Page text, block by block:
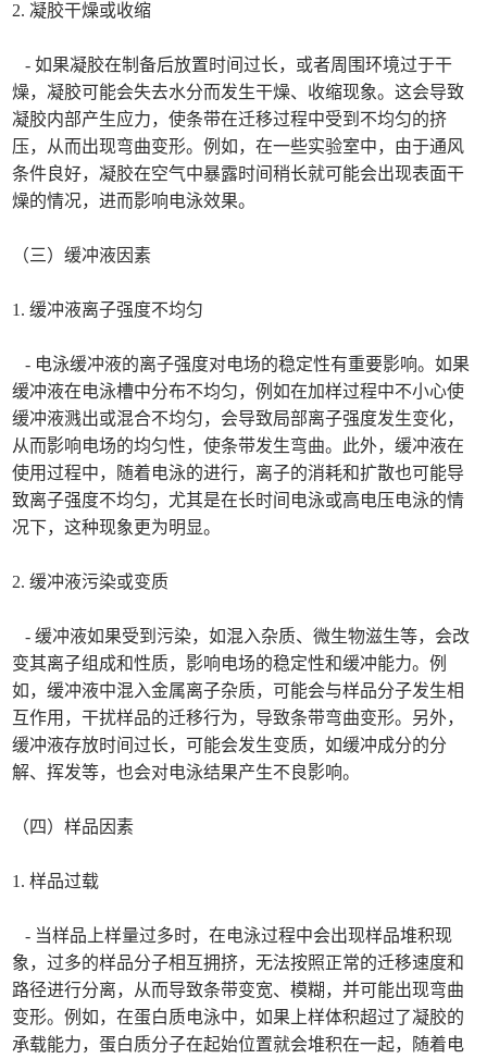
2. 凝胶干燥或收缩
- 如果凝胶在制备后放置时间过长，或者周围环境过于干
燥，凝胶可能会失去水分而发生干燥、收缩现象。这会导致
凝胶内部产生应力，使条带在迁移过程中受到不均匀的挤
压，从而出现弯曲变形。例如，在一些实验室中，由于通风
条件良好，凝胶在空气中暴露时间稍长就可能会出现表面干
燥的情况，进而影响电泳效果。
（三）缓冲液因素
1. 缓冲液离子强度不均匀
- 电泳缓冲液的离子强度对电场的稳定性有重要影响。如果
缓冲液在电泳槽中分布不均匀，例如在加样过程中不小心使
缓冲液溅出或混合不均匀，会导致局部离子强度发生变化，
从而影响电场的均匀性，使条带发生弯曲。此外，缓冲液在
使用过程中，随着电泳的进行，离子的消耗和扩散也可能导
致离子强度不均匀，尤其是在长时间电泳或高电压电泳的情
况下，这种现象更为明显。
2. 缓冲液污染或变质
- 缓冲液如果受到污染，如混入杂质、微生物滋生等，会改
变其离子组成和性质，影响电场的稳定性和缓冲能力。例
如，缓冲液中混入金属离子杂质，可能会与样品分子发生相
互作用，干扰样品的迁移行为，导致条带弯曲变形。另外，
缓冲液存放时间过长，可能会发生变质，如缓冲成分的分
解、挥发等，也会对电泳结果产生不良影响。
（四）样品因素
1. 样品过载
- 当样品上样量过多时，在电泳过程中会出现样品堆积现
象，过多的样品分子相互拥挤，无法按照正常的迁移速度和
路径进行分离，从而导致条带变宽、模糊，并可能出现弯曲
变形。例如，在蛋白质电泳中，如果上样体积超过了凝胶的
承载能力，蛋白质分子在起始位置就会堆积在一起，随着电